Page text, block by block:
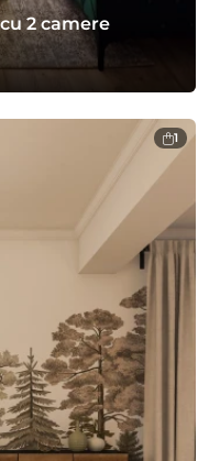
2 camere
1